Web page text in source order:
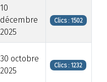
10
décembre
2025
Clics : 1502
30 octobre
2025
Clics : 1232